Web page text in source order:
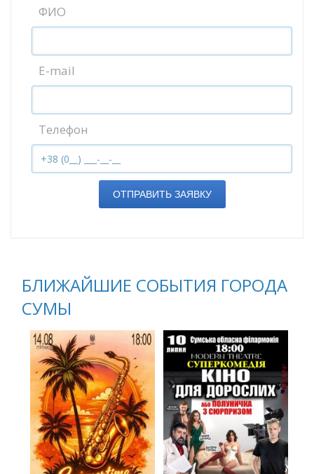
ФИО
E-mail
Телефон
ОТПРАВИТЬ ЗАЯВКУ
БЛИЖАЙШИЕ СОБЫТИЯ ГОРОДА
СУМЫ